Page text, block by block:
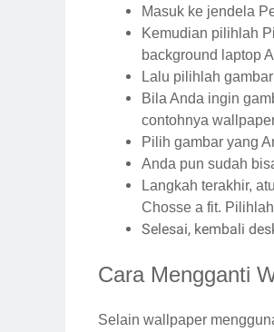
Masuk ke jendela
Kemudian pilihlah
background laptop
Lalu pilihlah
Bila Anda ingin
contohnya
Pilih gambar yang
Anda pun sudah
Langkah terakhir,
Chosse a fit.
Selesai, kembali
Cara Mengganti
Selain wallpaper